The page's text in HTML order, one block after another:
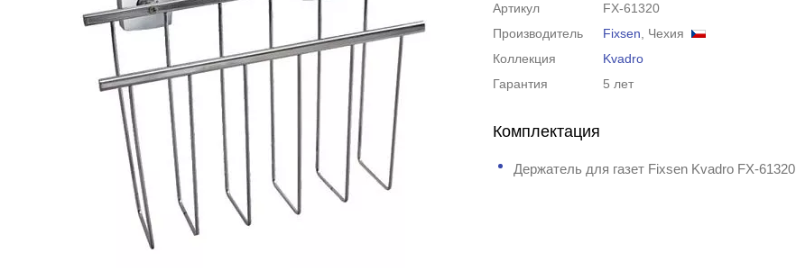
Артикул
FX-61320
Производитель
Fixsen , Чехия
Коллекция
Kvadro
Гарантия
5 лет
Комплектация
Держатель для газет Fixsen Kvadro FX-61320